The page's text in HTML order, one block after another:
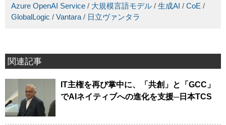
Azure OpenAI Service / 大規模言語モデル / 生成AI / CoE /
GlobalLogic / Vantara / 日立ヴァンタラ
関連記事
IT主権を再び掌中に、「共創」と「GCC」
でAIネイティブへの進化を支援─日本TCS